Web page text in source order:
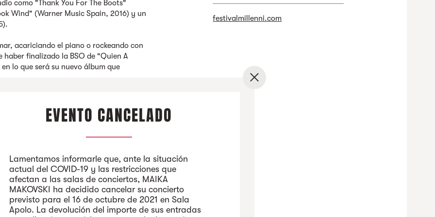
como "Thank You For The Boots"
Wind" (Warner Music Spain, 2016) y un
acariciando el piano o rockeando con
haber finalizado la BSO de "Quien A
lo que será su nuevo álbum que
festivalmillenni.com
✕
EVENTO CANCELADO
Lamentamos informarle que, ante la situación
actual del COVID-19 y las restricciones que
afectan a las salas de conciertos, MAIKA
MAKOVSKI ha decidido cancelar su concierto
previsto para el 16 de octubre de 2021 en Sala
Apolo. La devolución del importe de sus entradas